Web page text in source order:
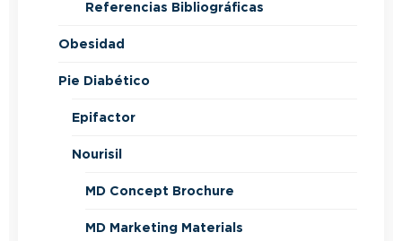
Referencias Bibliográficas
Obesidad
Pie Diabético
Epifactor
Nourisil
MD Concept Brochure
MD Marketing Materials